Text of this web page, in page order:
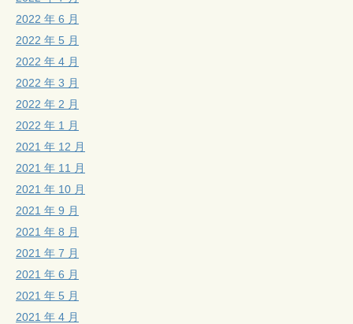
2022 年 6 月
2022 年 5 月
2022 年 4 月
2022 年 3 月
2022 年 2 月
2022 年 1 月
2021 年 12 月
2021 年 11 月
2021 年 10 月
2021 年 9 月
2021 年 8 月
2021 年 7 月
2021 年 6 月
2021 年 5 月
2021 年 4 月